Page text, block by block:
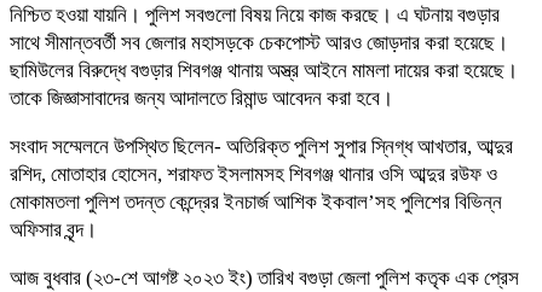
নিশ্চিত হওয়া যায়নি। পুলিশ সবগুলো বিষয় নিয়ে কাজ করছে। এ ঘটনায় বগুড়ার
সাথে সীমান্তবর্তী সব জেলার মহাসড়কে চেকপোস্ট আরও জোড়দার করা হয়েছে।
ছামিউলের বিরুদ্ধে বগুড়ার শিবগঞ্জ থানায় অস্ত্র আইনে মামলা দায়ের করা হয়েছে।
তাকে জিজ্ঞাসাবাদের জন্য আদালতে রিমান্ড আবেদন করা হবে।
সংবাদ সম্মেলনে উপস্থিত ছিলেন- অতিরিক্ত পুলিশ সুপার স্নিগ্ধ আখতার, আব্দুর
রশিদ, মোতাহার হোসেন, শরাফত ইসলামসহ শিবগঞ্জ থানার ওসি আব্দুর রউফ ও
মোকামতলা পুলিশ তদন্ত কেন্দ্রের ইনচার্জ আশিক ইকবাল’সহ পুলিশের বিভিন্ন
অফিসার বৃন্দ।
আজ বুধবার (২৩-শে আগষ্ট ২০২৩ ইং) তারিখ বগুড়া জেলা পুলিশ কতৃক এক প্রেস